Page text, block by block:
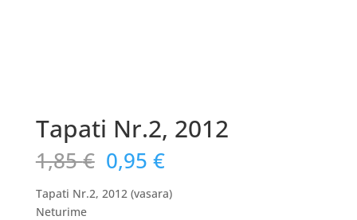
Tapati Nr.2, 2012
1,85€ Original
price
was:
0,95 €Current
price
is:
Tapati Nr.2, 2012 (vasara)
Neturime